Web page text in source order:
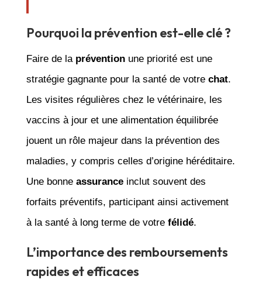
Pourquoi la prévention est-elle clé ?
Faire de la préventionune priorité est une
stratégie gagnante pour la santé de votre chat.
Les visites régulières chez le vétérinaire, les
vaccins à jour et une alimentation équilibrée
jouent un rôle majeur dans la prévention des
maladies, y compris celles d’origine héréditaire.
Une bonne assuranceinclut souvent des
forfaits préventifs, participant ainsi activement
à la santé à long terme de votre félidé.
L’importance des remboursements
rapides et efficaces